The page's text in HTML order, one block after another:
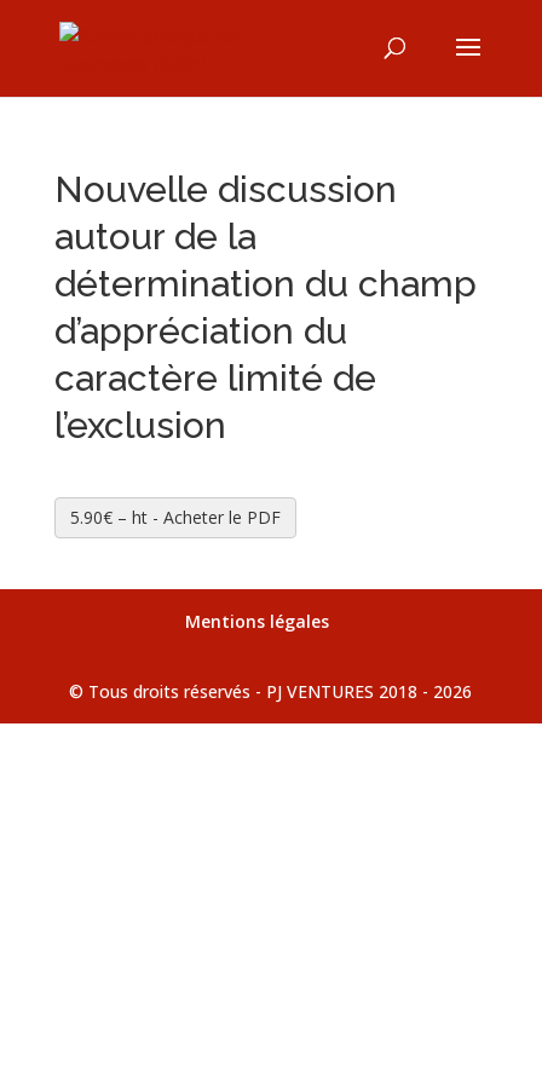
Nouvelle discussion
autour de la
détermination du champ
d’appréciation du
caractère limité de
l’exclusion
5.90€ – ht - Acheter le PDF
Mentions légales
© Tous droits réservés - PJ VENTURES 2018 - 2026